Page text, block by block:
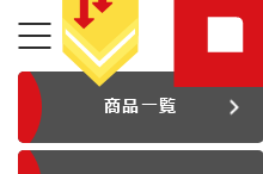
商品一覧